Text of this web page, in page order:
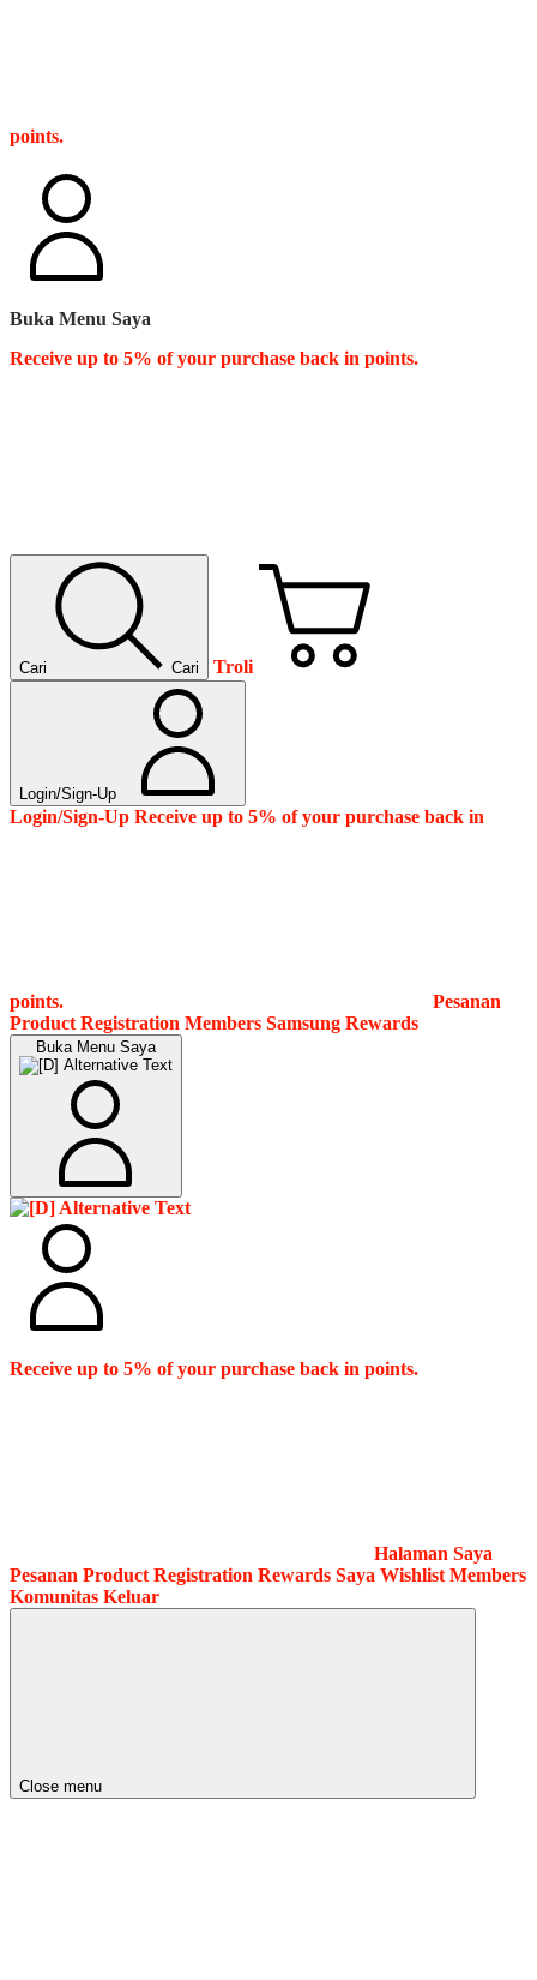
points.
Buka Menu Saya
Receive up to 5% of your purchase back in points.
Cari Cari Troli
Login/Sign-Up
Login/Sign-Up Receive up to 5% of your purchase back in
points.
Pesanan
Product Registration Members Samsung Rewards
Buka Menu Saya
Receive up to 5% of your purchase back in points.
Halaman Saya
Pesanan Product Registration Rewards Saya Wishlist Members
Komunitas Keluar
Close menu